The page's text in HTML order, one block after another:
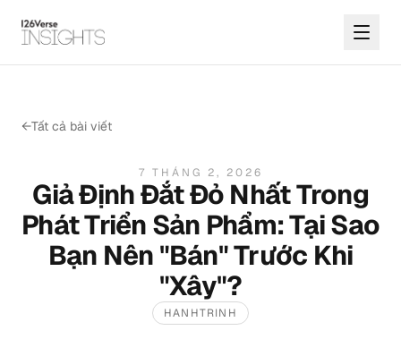
←Tất cả bài viết
7 THÁNG 2, 2026
Giả Định Đắt Đỏ Nhất Trong
Phát Triển Sản Phẩm: Tại Sao
Bạn Nên "Bán" Trước Khi
"Xây"?
HANHTRINH